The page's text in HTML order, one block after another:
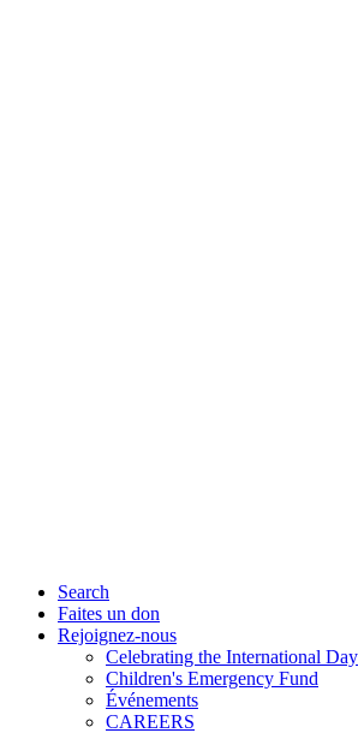
Search
Faites un don
Rejoignez-nous
Celebrating the International
Children's Emergency Fund
Événements
CAREERS